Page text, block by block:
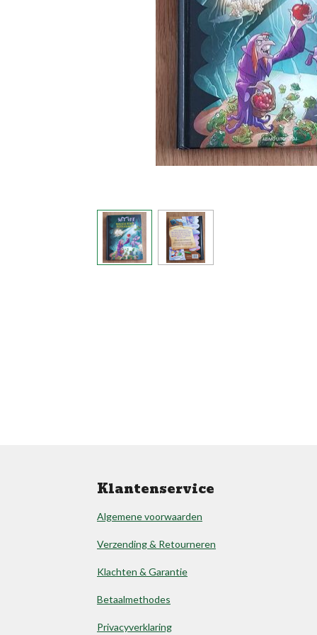
Klantenservice
Algemene voorwaarden
Verzending & Retourneren
Klachten & Garantie
Betaalmethodes
Privacyverklaring